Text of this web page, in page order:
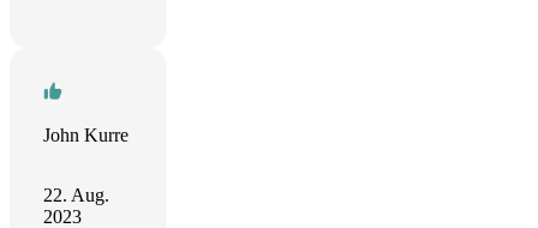
John Kurre
22. Aug.
2023